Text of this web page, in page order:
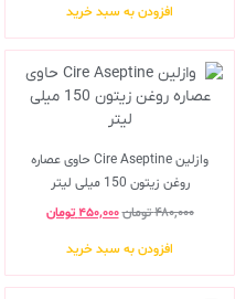
افزودن به سبد خرید
وازلین Cire Aseptine حاوی عصاره
روغن زیتون 150 میلی لیتر
۴۸۰,۰۰۰تومان۴۵۰,۰۰۰ تومان
افزودن به سبد خرید